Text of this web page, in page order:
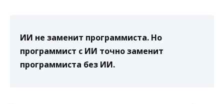
ИИ не заменит программиста. Но
программист с ИИ точно заменит
программиста без ИИ.